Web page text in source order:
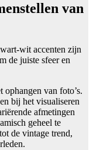
van
wit accenten zijn
de juiste sfeer en
ophangen van foto’s.
bij het visualiseren
afmetingen
geheel te
de vintage trend,